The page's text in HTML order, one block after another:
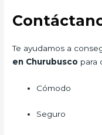
Te ayudamos a
en Churubusco para
Cómodo
Seguro